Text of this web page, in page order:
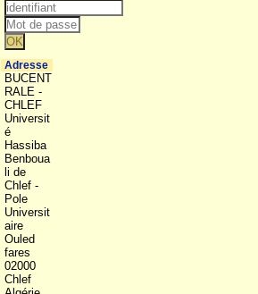
Adresse
BUCENT
RALE -
CHLEF
Universit
é
Hassiba
Benboua
li de
Chlef -
Pole
Universit
aire
Ouled
fares
02000
Chlef